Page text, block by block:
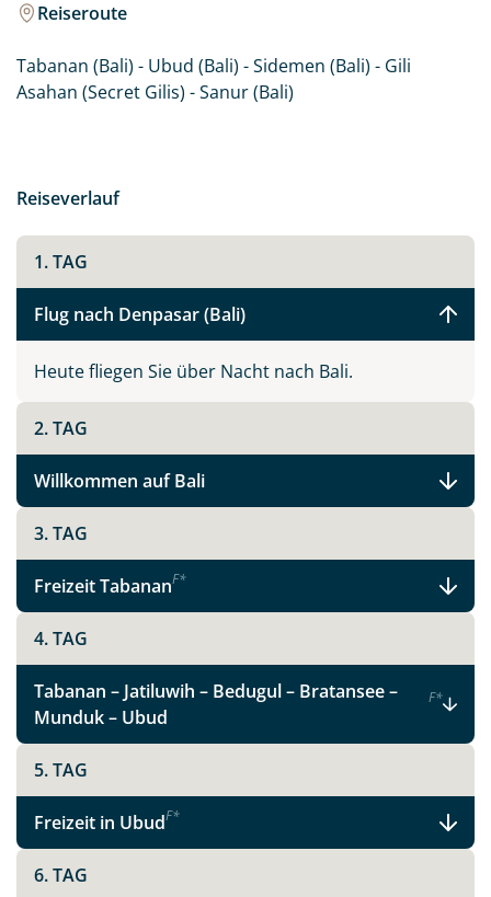
Sie eine Kombination von Entdeckung und
Hotels übernachten.
Der idyllische Abschluss auf der kleinen Insel Gili
Sie treffen auf freundliche Menschen, ein paar wenige
nahezu unberührte Unterwasserwelt, einsame
Traumstrände und im winzigen Inseldorf erleben Sie
das echte Local Life.
Reiseroute
Tabanan (Bali) - Ubud (Bali) - Sidemen (Bali) - Gili
Asahan (Secret Gilis) - Sanur (Bali)
Reiseverlauf
1. TAG
Flug nach Denpasar (Bali)
Heute fliegen Sie über Nacht nach Bali.
2. TAG
Willkommen auf Bali
3. TAG
Freizeit TabananF*
4. TAG
Tabanan – Jatiluwih – Bedugul – Bratansee –
Munduk – Ubud
F*
5. TAG
Freizeit in UbudF*
6. TAG